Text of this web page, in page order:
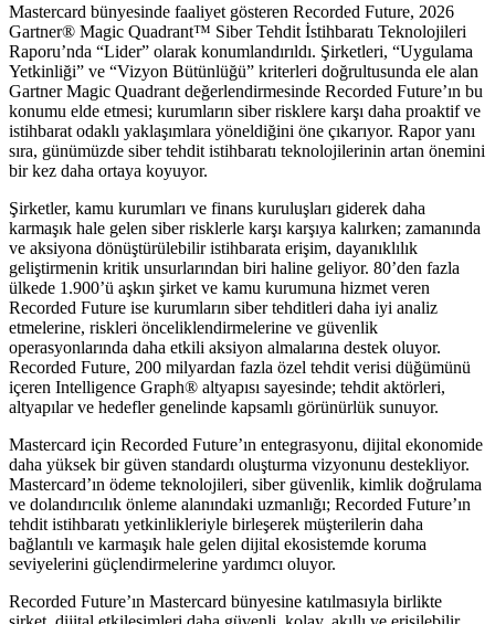
Mastercard bünyesinde faaliyet gösteren Recorded Future, 2026
Gartner® Magic Quadrant™ Siber Tehdit İstihbaratı Teknolojileri
Raporu’nda “Lider” olarak konumlandırıldı. Şirketleri, “Uygulama
Yetkinliği” ve “Vizyon Bütünlüğü” kriterleri doğrultusunda ele alan
Gartner Magic Quadrant değerlendirmesinde Recorded Future’ın bu
konumu elde etmesi; kurumların siber risklere karşı daha proaktif ve
istihbarat odaklı yaklaşımlara yöneldiğini öne çıkarıyor. Rapor yanı
sıra, günümüzde siber tehdit istihbaratı teknolojilerinin artan önemini
bir kez daha ortaya koyuyor.
Şirketler, kamu kurumları ve finans kuruluşları giderek daha
karmaşık hale gelen siber risklerle karşı karşıya kalırken; zamanında
ve aksiyona dönüştürülebilir istihbarata erişim, dayanıklılık
geliştirmenin kritik unsurlarından biri haline geliyor. 80’den fazla
ülkede 1.900’ü aşkın şirket ve kamu kurumuna hizmet veren
Recorded Future ise kurumların siber tehditleri daha iyi analiz
etmelerine, riskleri önceliklendirmelerine ve güvenlik
operasyonlarında daha etkili aksiyon almalarına destek oluyor.
Recorded Future, 200 milyardan fazla özel tehdit verisi düğümünü
içeren Intelligence Graph® altyapısı sayesinde; tehdit aktörleri,
altyapılar ve hedefler genelinde kapsamlı görünürlük sunuyor.
Mastercard için Recorded Future’ın entegrasyonu, dijital ekonomide
daha yüksek bir güven standardı oluşturma vizyonunu destekliyor.
Mastercard’ın ödeme teknolojileri, siber güvenlik, kimlik doğrulama
ve dolandırıcılık önleme alanındaki uzmanlığı; Recorded Future’ın
tehdit istihbaratı yetkinlikleriyle birleşerek müşterilerin daha
bağlantılı ve karmaşık hale gelen dijital ekosistemde koruma
seviyelerini güçlendirmelerine yardımcı oluyor.
Recorded Future’ın Mastercard bünyesine katılmasıyla birlikte